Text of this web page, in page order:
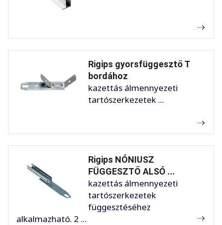
Rigips gyorsfüggesztő T
bordához
kazettás álmennyezeti
tartószerkezetek ...
Rigips NÓNIUSZ
FÜGGESZTŐ ALSÓ ...
kazettás álmennyezeti
tartószerkezetek
függesztéséhez
alkalmazható. 2 ...